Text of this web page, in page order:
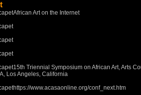
Art on the Internet
Triennial Symposium on African Art, Arts
Los Angeles, California
www.acasaonline.org/conf_next.htm